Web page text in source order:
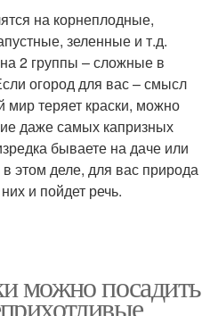
на корнеплодные,
зеленные и т.д.
2 группы – сложные в
огород для вас – смысл
мир теряет краски, можно
даже самых капризных
бываете на даче или
этом деле, для вас природа
и пойдет речь.
можно посадить